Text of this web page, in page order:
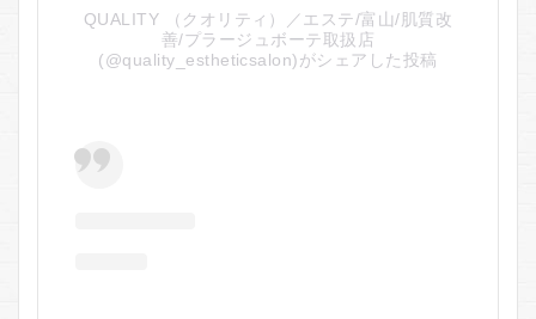
QUALITY （クオリティ）／エステ/富山/肌質改
善/プラージュボーテ取扱店
(@quality_estheticsalon)がシェアした投稿